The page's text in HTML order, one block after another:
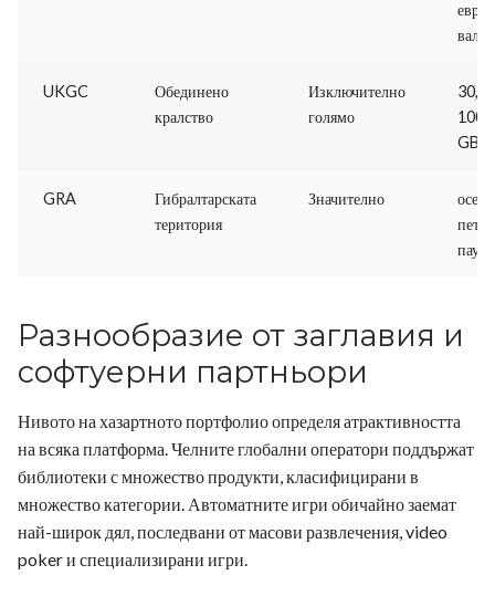
UKGC
Обединено
кралство
Изключително
голямо
GBP
GRA
Гибралтарската
територия
Значително
пет
Разнообразие от заглавия и
софтуерни партньори
Нивото на хазартното портфолио определя атрактивността
на всяка платформа. Челните глобални оператори поддържат
библиотеки с множество продукти, класифицирани в
множество категории. Автоматните игри обичайно заемат
най-широк дял, последвани от масови развлечения, video
poker и специализирани игри.